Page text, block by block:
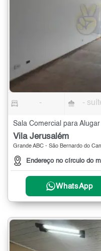
- -
Sala Comercial para
Vila Jerusalém
Grande ABC - São Bernardo do
Endereço no círculo do
WhatsApp